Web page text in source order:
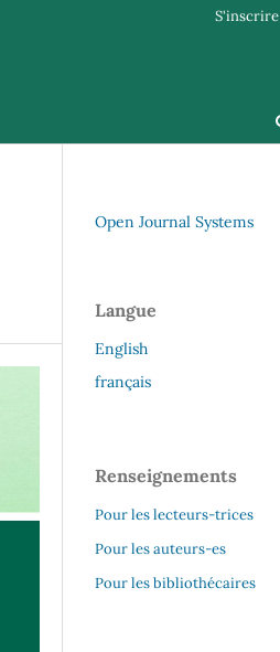
S'inscrire
Open Journal Systems
Langue
English
français
Renseignements
Pour les lecteurs-trices
Pour les auteurs-es
Pour les bibliothécaires